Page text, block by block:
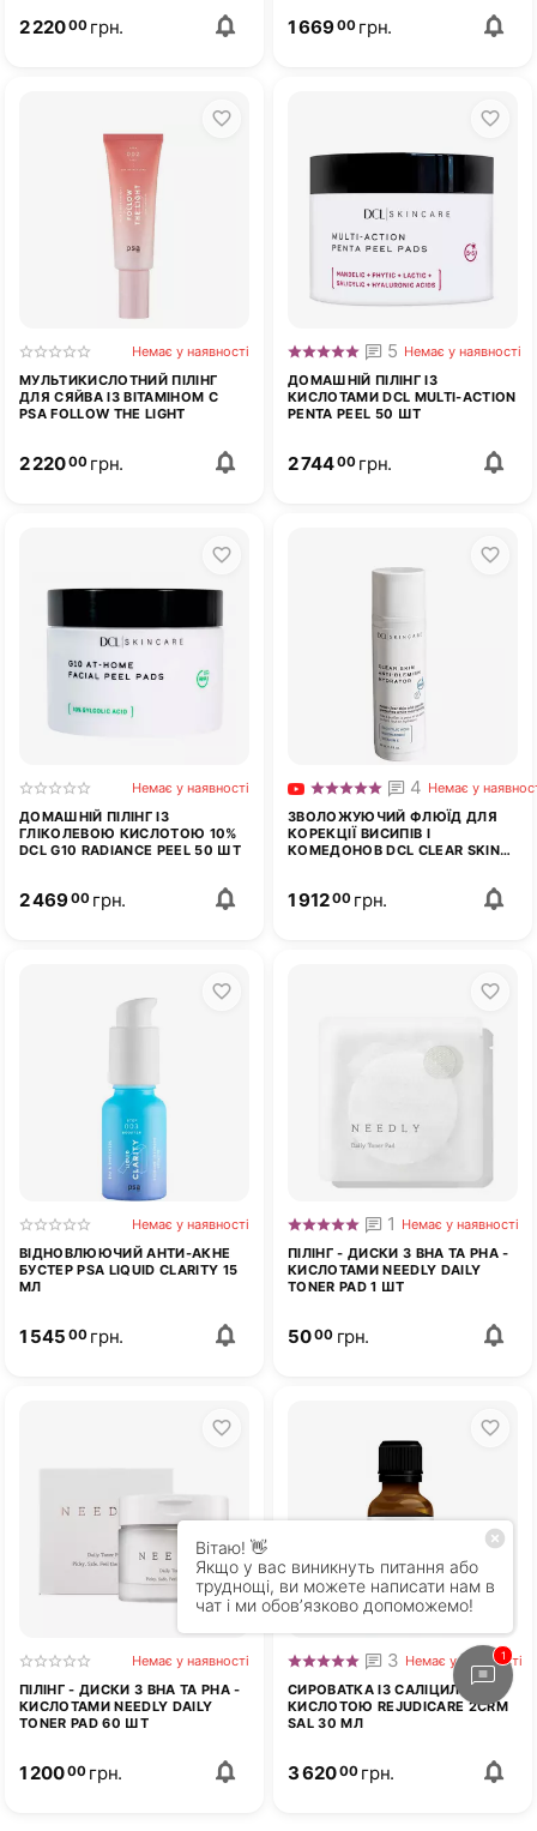
2 220 00 грн. 1 669 00 грн.
МУЛЬТИКИСЛОТНИЙ ПІЛІНГ
ДЛЯ СЯЙВА ІЗ ВІТАМІНОМ C
PSA FOLLOW THE LIGHT
Немає у наявності
2 220 00 грн.
ДОМАШНІЙ ПІЛІНГ ІЗ
КИСЛОТАМИ DCL MULTI-ACTION
PENTA PEEL 50 ШТ
5 Немає у наявності
2 744 00 грн.
ДОМАШНІЙ ПІЛІНГ ІЗ
ГЛІКОЛЕВОЮ КИСЛОТОЮ 10%
DCL G10 RADIANCE PEEL 50 ШТ
Немає у наявності
2 469 00 грн.
ЗВОЛОЖУЮЧИЙ ФЛЮЇД ДЛЯ
КОРЕКЦІЇ ВИСИПІВ І
КОМЕДОНОВ DCL CLEAR SKIN
4 Немає у
1 912 00 грн.
ВІДНОВЛЮЮЧИЙ АНТИ-АКНЕ
БУСТЕР PSA LIQUID CLARITY 15
МЛ
Немає у наявності
1 545 00 грн.
ПІЛІНГ - ДИСКИ З BHA ТА PHA -
КИСЛОТАМИ NEEDLY DAILY
TONER PAD 1 ШТ
1 Немає у наявності
50 00 грн.
ПІЛІНГ - ДИСКИ З BHA ТА PHA -
КИСЛОТАМИ NEEDLY DAILY
TONER PAD 60 ШТ
Немає у наявності
1 200 00 грн.
СИРОВАТКА ІЗ САЛІЦИЛОВОЮ
КИСЛОТОЮ REJUDICARE 2CRM
SAL 30 МЛ
3 Немає у наявності
3 620 00 грн.